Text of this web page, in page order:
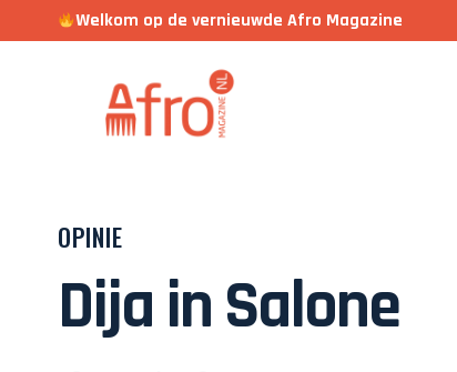
Welkom op de vernieuwde Afro Magazine
OPINIE
Dija in Salone